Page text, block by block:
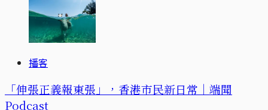
播客
「伸張正義報東張」，香港市民新日常｜端聞
Podcast